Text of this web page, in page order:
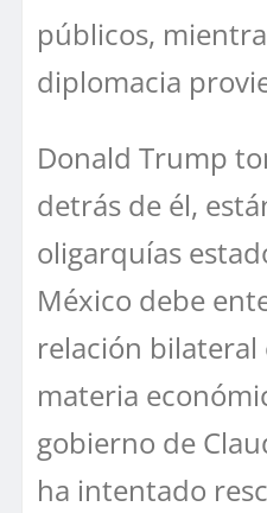
públicos,
diplomacia
Donald Trump
detrás de él,
oligarquías
México debe
relación
materia
gobierno de
ha intentado